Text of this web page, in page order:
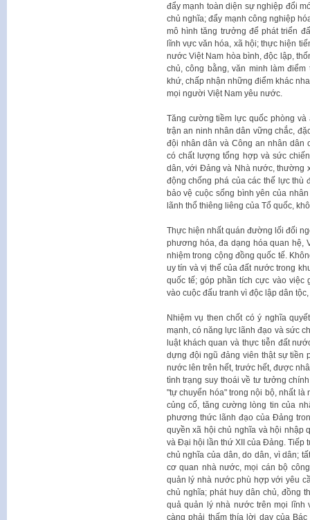
đẩy mạnh toàn diện sự nghiệp đổi
chủ nghĩa; đẩy mạnh công nghiệp
mô hình tăng trưởng để phát triển
lĩnh vực văn hóa, xã hội; thực hiện
nước Việt Nam hòa bình, độc lập,
chủ, công bằng, văn minh làm
khứ, chấp nhận những điểm khác
mọi người Việt Nam yêu nước.
Tăng cường tiềm lực quốc phòng
trận an ninh nhân dân vững chắc,
đội nhân dân và Công an nhân dân
có chất lượng tổng hợp và sức
dân, với Đảng và Nhà nước, thường
động chống phá của các thế lực thù
bảo vệ cuộc sống bình yên của
lãnh thổ thiêng liêng của Tổ quốc,
Thực hiện nhất quán đường lối đối
phương hóa, đa dạng hóa quan hệ,
nhiệm trong cộng đồng quốc tế.
uy tín và vị thế của đất nước trong
quốc tế; góp phần tích cực vào việc
vào cuộc đấu tranh vì độc lập dân
Nhiệm vụ then chốt có ý nghĩa
mạnh, có năng lực lãnh đạo và sức
luật khách quan và thực tiễn đất
dựng đội ngũ đảng viên thật sự tiền
nước lên trên hết, trước hết, được
tình trạng suy thoái về tư tưởng
"tự chuyển hóa" trong nội bộ, nhất
củng cố, tăng cường lòng tin của
phương thức lãnh đạo của Đảng
quyền xã hội chủ nghĩa và hội nhập
và Đại hội lần thứ XII của Đảng. Tiếp
chủ nghĩa của dân, do dân, vì dân;
cơ quan nhà nước, mọi cán bộ
quản lý nhà nước phù hợp với yêu
chủ nghĩa; phát huy dân chủ, đồng
quả quản lý nhà nước trên mọi
càng phải thấm thía lời dạy của